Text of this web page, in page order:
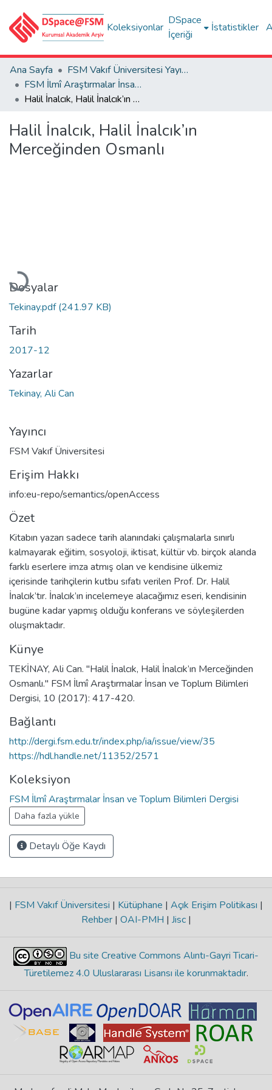
Koleksiyonlar
DSpace
İçeriği
İstatistikler
Ana Sayfa
FSM Vakıf Üniversitesi Yayınları / Publications of FSM Vakif University
FSM İlmî Araştırmalar İnsan ve Toplum Bilimleri Dergisi
Halil İnalcık, Halil İnalcık’ın Merceğinden Osmanlı
Halil İnalcık, Halil İnalcık’ın
Merceğinden Osmanlı
Yükleniyor...
Dosyalar
Tekinay.pdf(241.97 KB)
Tarih
2017-12
Yazarlar
Tekinay, Ali Can
Yayıncı
FSM Vakıf Üniversitesi
Erişim Hakkı
info:eu-repo/semantics/openAccess
Özet
Kitabın yazarı sadece tarih alanındaki çalışmalarla sınırlı
kalmayarak eğitim, sosyoloji, iktisat, kültür vb. birçok alanda
farklı eserlere imza atmış olan ve kendisine ülkemiz
içerisinde tarihçilerin kutbu sıfatı verilen Prof. Dr. Halil
İnalcık’tır. İnalcık’ın incelemeye alacağımız eseri, kendisinin
bugüne kadar yapmış olduğu konferans ve söyleşilerden
oluşmaktadır.
Künye
TEKİNAY, Ali Can. "Halil İnalcık, Halil İnalcık’ın Merceğinden
Osmanlı." FSM İlmî Araştırmalar İnsan ve Toplum Bilimleri
Dergisi, 10 (2017): 417-420.
Bağlantı
http://dergi.fsm.edu.tr/index.php/ia/issue/view/35
https://hdl.handle.net/11352/2571
Koleksiyon
FSM İlmî Araştırmalar İnsan ve Toplum Bilimleri Dergisi
Daha fazla yükle
Detaylı Öğe Kaydı
| FSM Vakıf Üniversitesi | Kütüphane | Açık Erişim Politikası |
Rehber | OAI-PMH | Jisc |
Bu site Creative Commons Alıntı-Gayri Ticari-
Türetilemez 4.0 Uluslararası Lisansı ile korunmaktadır.